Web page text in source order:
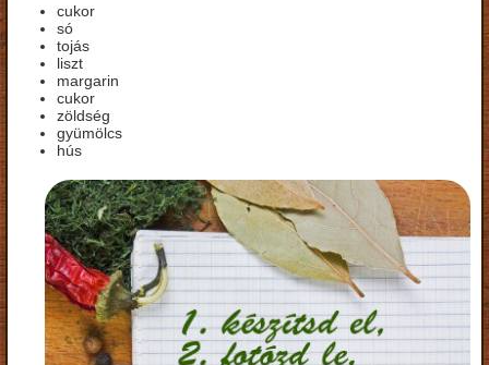
cukor
só
tojás
liszt
margarin
cukor
zöldség
gyümölcs
hús